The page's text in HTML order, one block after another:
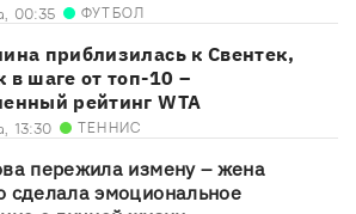
00:35 ФУТБОЛ
приблизилась к Свентек,
в шаге от топ-10 –
рейтинг WTA
13:30 ТЕННИС
пережила измену – жена
сделала эмоциональное